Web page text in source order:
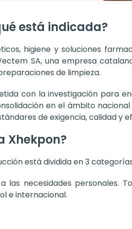
está indicada?
higiene y soluciones
SA, una empresa
de limpieza.
con la investigación para
en el ámbito
de exigencia, calidad y
Xhekpon?
está dividida en 3
las necesidades personales.
e internacional.